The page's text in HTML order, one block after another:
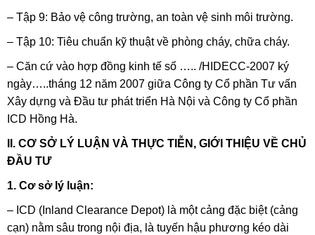
– Tập 9: Bảo vệ công trường, an toàn vệ sinh môi trường.
– Tập 10: Tiêu chuẩn kỹ thuật về phòng cháy, chữa cháy.
– Căn cứ vào hợp đồng kinh tế số ….. /HIDECC-2007 ký
ngày…..tháng 12 năm 2007 giữa Công ty Cổ phần Tư vấn
Xây dựng và Đầu tư phát triển Hà Nội và Công ty Cổ phần
ICD Hồng Hà.
II. CƠ SỞ LÝ LUẬN VÀ THỰC TIỄN, GIỚI THIỆU VỀ CHỦ
ĐẦU TƯ
1. Cơ sở lý luận:
– ICD (Inland Clearance Depot) là một cảng đặc biệt (cảng
cạn) nằm sâu trong nội địa, là tuyến hậu phương kéo dài